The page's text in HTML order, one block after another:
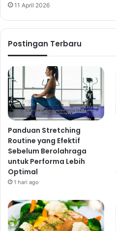
11 April 2026
Postingan Terbaru
Panduan Stretching
Routine yang Efektif
Sebelum Berolahraga
untuk Performa Lebih
Optimal
1 hari ago